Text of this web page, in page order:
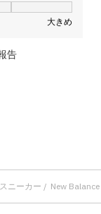
スニーカー New